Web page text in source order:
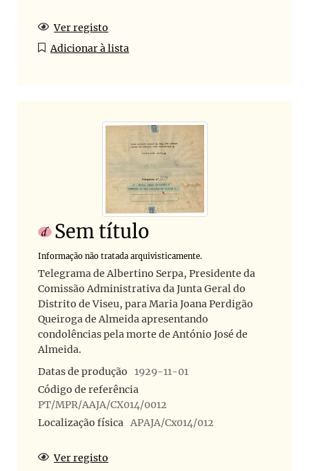
Ver registo
Adicionar à lista
Sem título
Informação não tratada arquivisticamente.
Telegrama de Albertino Serpa, Presidente da
Comissão Administrativa da Junta Geral do
Distrito de Viseu, para Maria Joana Perdigão
Queiroga de Almeida apresentando
condolências pela morte de António José de
Almeida.
Datas de produção
1929-11-01
Código de referência
PT/MPR/AAJA/CX014/0012
Localização física APAJA/Cx014/012
Ver registo